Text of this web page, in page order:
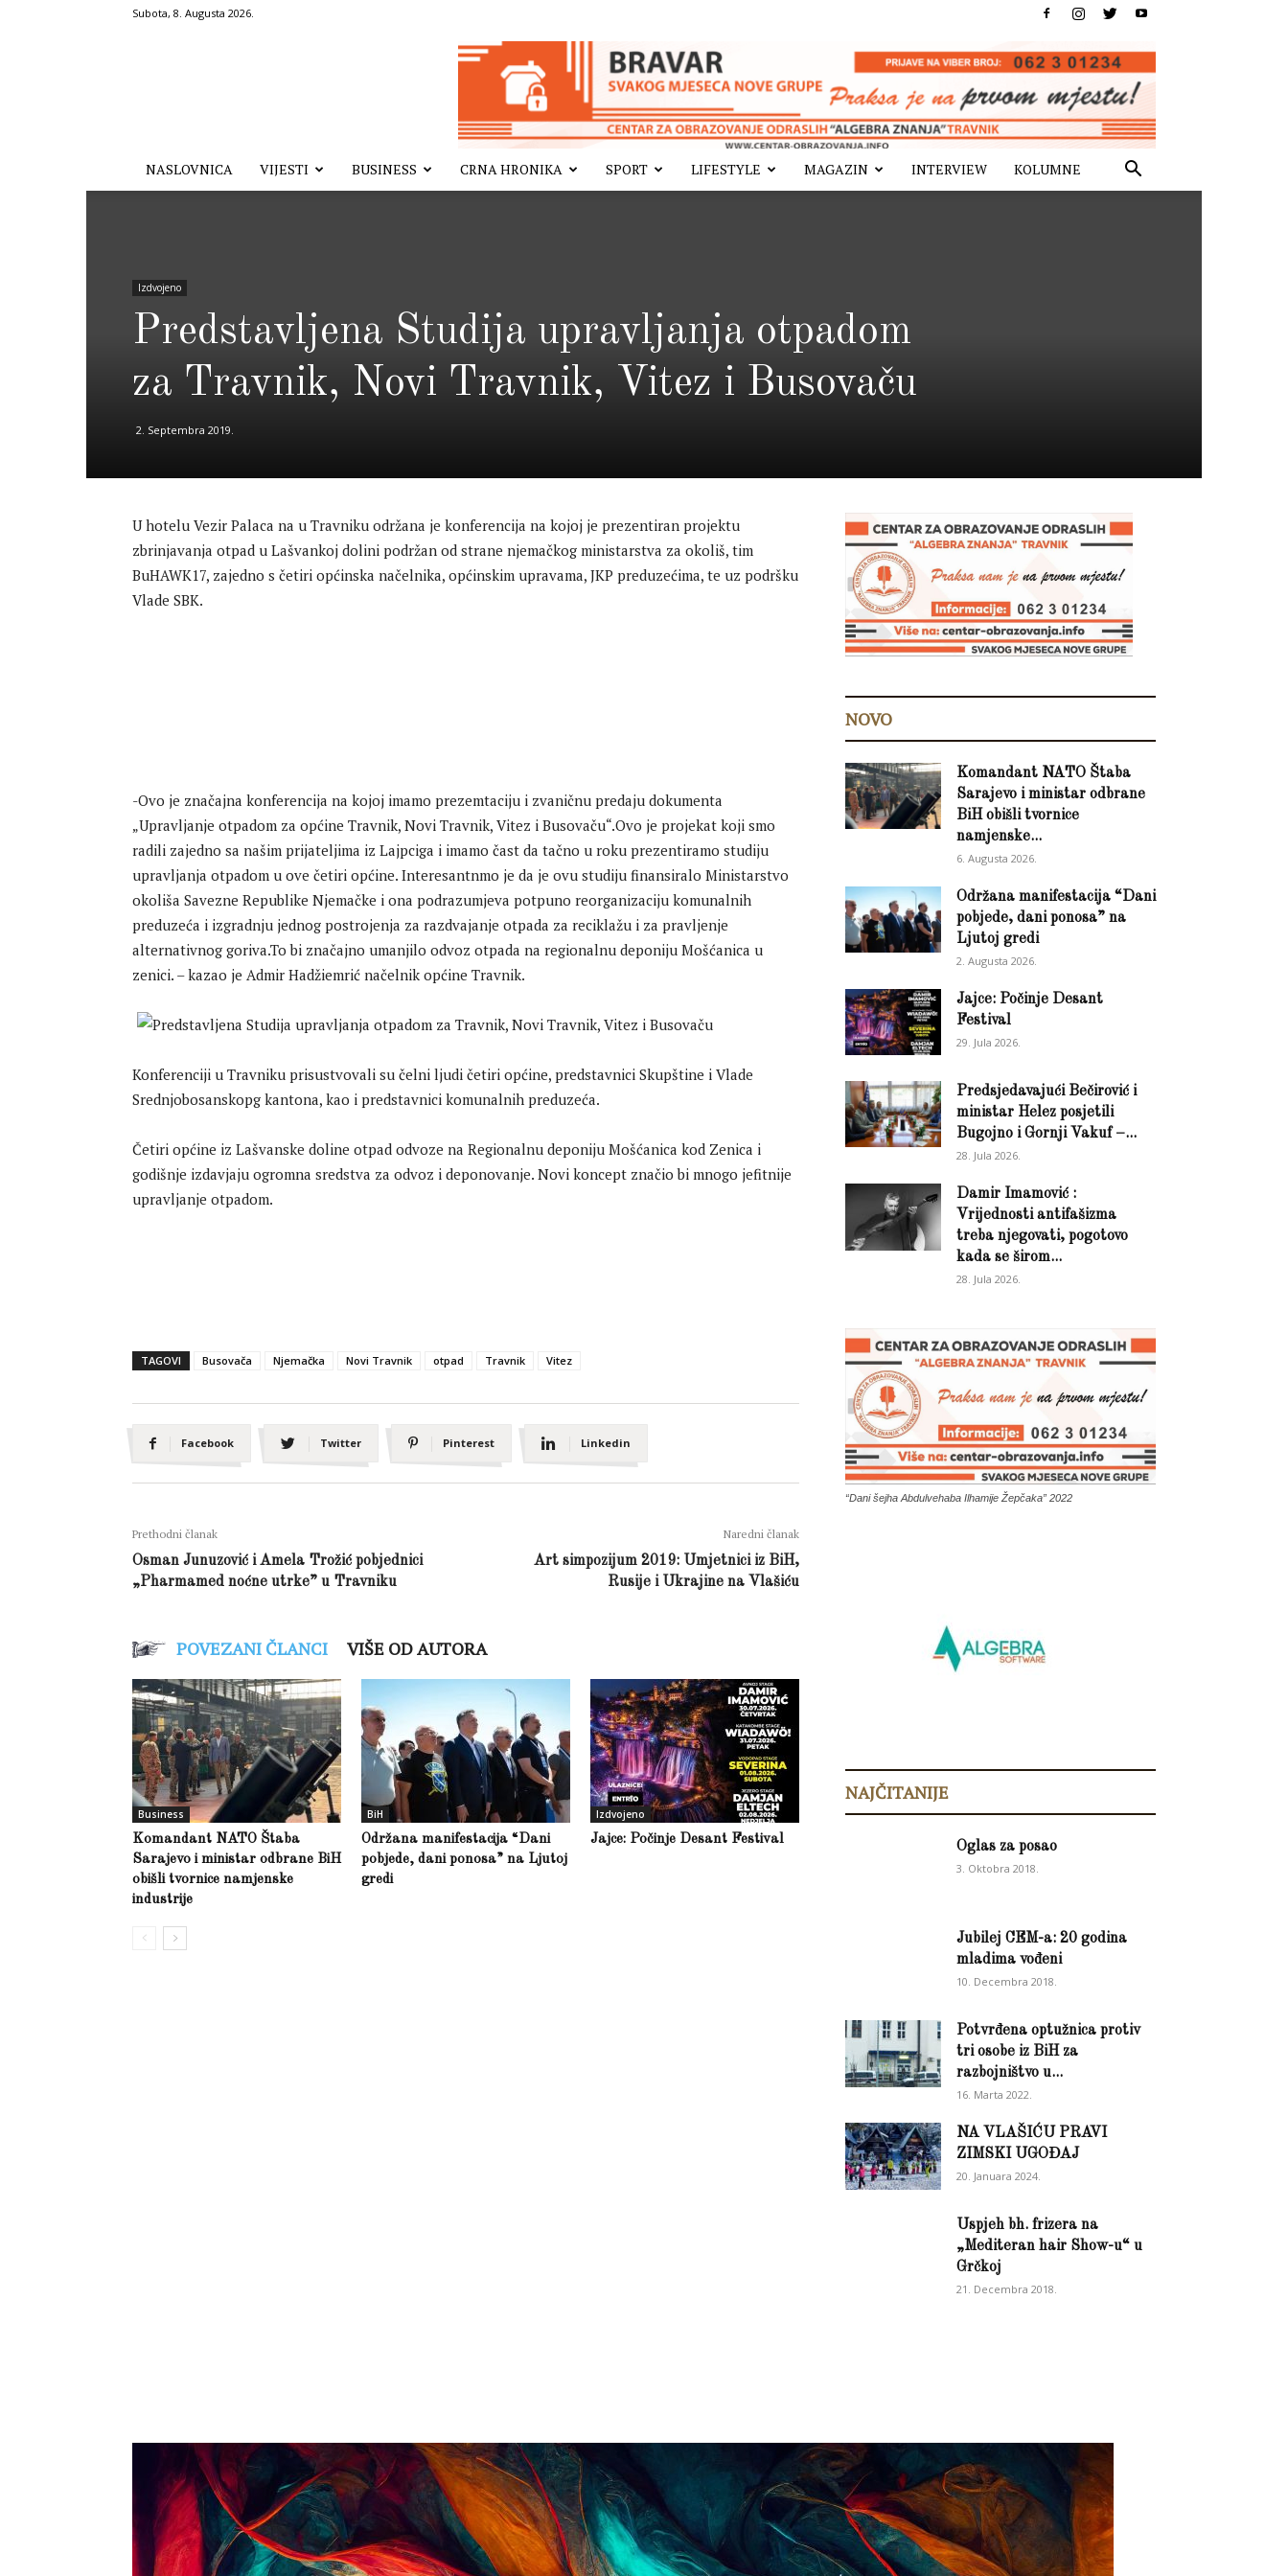
Subota, 8. Augusta 2026.
NASLOVNICA VIJESTI BUSINESS CRNA HRONIKA SPORT LIFESTYLE MAGAZIN INTERVIEW KOLUMNE
Izdvojeno
Predstavljena Studija upravljanja otpadom
za Travnik, Novi Travnik, Vitez i Busovaču
2. Septembra 2019.
U hotelu Vezir Palaca na u Travniku održana je konferencija na kojoj je prezentiran projektu
zbrinjavanja otpad u Lašvankoj dolini podržan od strane njemačkog ministarstva za okoliš, tim
BuHAWK17, zajedno s četiri općinska načelnika, općinskim upravama, JKP preduzećima, te uz podršku
Vlade SBK.
-Ovo je značajna konferencija na kojoj imamo prezemtaciju i zvaničnu predaju dokumenta
„Upravljanje otpadom za općine Travnik, Novi Travnik, Vitez i Busovaču“.Ovo je projekat koji smo
radili zajedno sa našim prijateljima iz Lajpciga i imamo čast da tačno u roku prezentiramo studiju
upravljanja otpadom u ove četiri općine. Interesantnmo je da je ovu studiju finansiralo Ministarstvo
okoliša Savezne Republike Njemačke i ona podrazumjeva potpuno reorganizaciju komunalnih
preduzeća i izgradnju jednog postrojenja za razdvajanje otpada za reciklažu i za pravljenje
alternativnog goriva.To bi značajno umanjilo odvoz otpada na regionalnu deponiju Mošćanica u
zenici. – kazao je Admir Hadžiemrić načelnik općine Travnik.
Konferenciji u Travniku prisustvovali su čelni ljudi četiri općine, predstavnici Skupštine i Vlade
Srednjobosanskopg kantona, kao i predstavnici komunalnih preduzeća.
Četiri općine iz Lašvanske doline otpad odvoze na Regionalnu deponiju Mošćanica kod Zenica i
godišnje izdavjaju ogromna sredstva za odvoz i deponovanje. Novi koncept značio bi mnogo jefitnije
upravljanje otpadom.
TAGOVI Busovača Njemačka Novi Travnik otpad Travnik Vitez
Facebook Twitter Pinterest Linkedin
Prethodni članak
Osman Junuzović i Amela Trožić pobjednici
„Pharmamed noćne utrke” u Travniku
Naredni članak
Art simpozijum 2019: Umjetnici iz BiH,
Rusije i Ukrajine na Vlašiću
POVEZANI ČLANCI VIŠE OD AUTORA
Business
Komandant NATO Štaba
Sarajevo i ministar odbrane BiH
obišli tvornice namjenske
industrije
BiH
Održana manifestacija “Dani
pobjede, dani ponosa” na Ljutoj
gredi
Izdvojeno
Jajce: Počinje Desant Festival
NOVO
Komandant NATO Štaba
Sarajevo i ministar odbrane
BiH obišli tvornice
namjenske...
6. Augusta 2026.
Održana manifestacija “Dani
pobjede, dani ponosa” na
Ljutoj gredi
2. Augusta 2026.
Jajce: Počinje Desant
Festival
29. Jula 2026.
Predsjedavajući Bečirović i
ministar Helez posjetili
Bugojno i Gornji Vakuf –...
28. Jula 2026.
Damir Imamović :
Vrijednosti antifašizma
treba njegovati, pogotovo
kada se širom...
28. Jula 2026.
“Dani šejha Abdulvehaba Ilhamije Žepčaka” 2022
NAJČITANIJE
Oglas za posao
3. Oktobra 2018.
Jubilej CEM-a: 20 godina
mladima vođeni
10. Decembra 2018.
Potvrđena optužnica protiv
tri osobe iz BiH za
razbojništvo u...
16. Marta 2022.
NA VLAŠIĆU PRAVI
ZIMSKI UGOĐAJ
20. Januara 2024.
Uspjeh bh. frizera na
„Mediteran hair Show-u“ u
Grčkoj
21. Decembra 2018.